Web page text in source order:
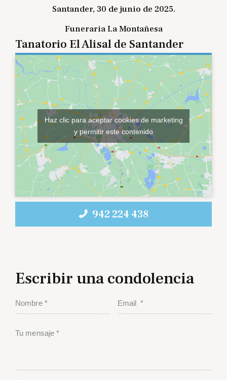
Santander, 30 de junio de 2025.
Funeraria La Montañesa
Tanatorio El Alisal de Santander
Haz clic para aceptar cookies de marketing
y permitir este contenido
942 224 438
Escribir una condolencia